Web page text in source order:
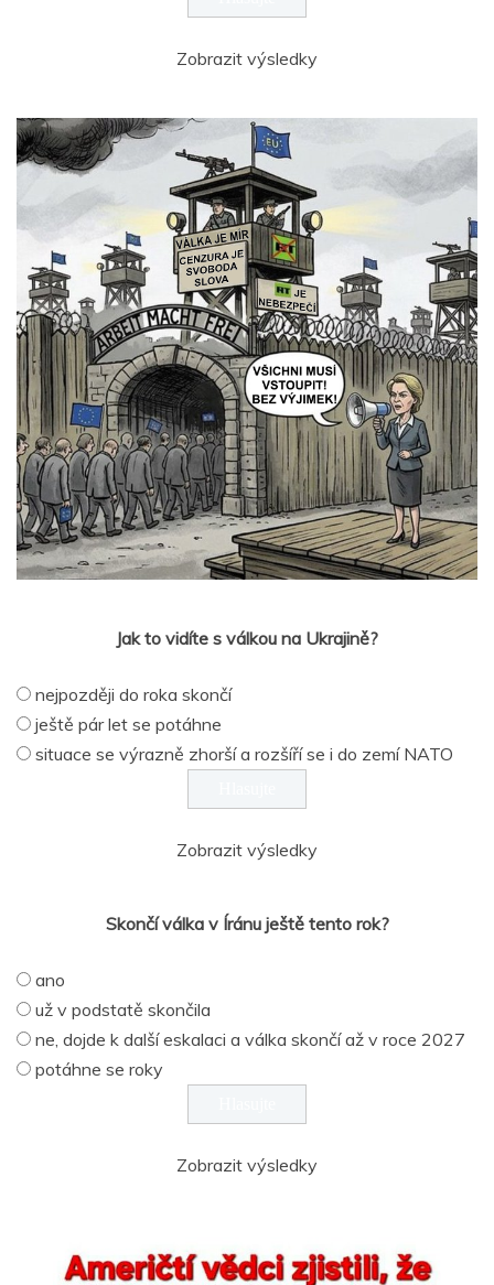
Zobrazit výsledky
Jak to vidíte s válkou na Ukrajině?
nejpozději do roka skončí
ještě pár let se potáhne
situace se výrazně zhorší a rozšíří se i do zemí NATO
Zobrazit výsledky
Skončí válka v Íránu ještě tento rok?
ano
už v podstatě skončila
ne, dojde k další eskalaci a válka skončí až v roce 2027
potáhne se roky
Zobrazit výsledky